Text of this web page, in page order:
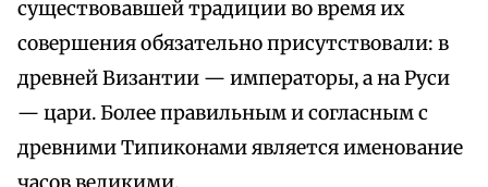
существовавшей традиции во время их
совершения обязательно присутствовали: в
древней Византии — императоры, а на Руси
— цари. Более правильным и согласным с
древними Типиконами является именование